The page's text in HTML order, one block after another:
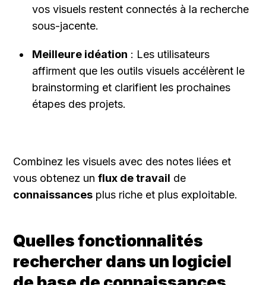
vos visuels restent connectés à la recherche
sous-jacente.
Meilleure idéation : Les utilisateurs
affirment que les outils visuels accélèrent le
brainstorming et clarifient les prochaines
étapes des projets.
Combinez les visuels avec des notes liées et
vous obtenez un flux de travail
connaissances plus riche et plus exploitable.
Quelles fonctionnalités
rechercher dans un logiciel